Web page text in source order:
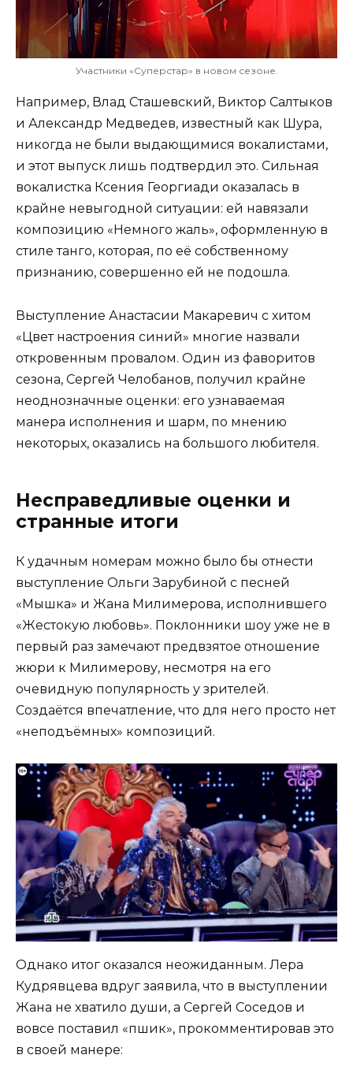
Участники «Суперстар» в новом сезоне.
Например, Влад Сташевский, Виктор Салтыков
и Александр Медведев, известный как Шура,
никогда не были выдающимися вокалистами,
и этот выпуск лишь подтвердил это. Сильная
вокалистка Ксения Георгиади оказалась в
крайне невыгодной ситуации: ей навязали
композицию «Немного жаль», оформленную в
стиле танго, которая, по её собственному
признанию, совершенно ей не подошла.
Выступление Анастасии Макаревич с хитом
«Цвет настроения синий» многие назвали
откровенным провалом. Один из фаворитов
сезона, Сергей Челобанов, получил крайне
неоднозначные оценки: его узнаваемая
манера исполнения и шарм, по мнению
некоторых, оказались на большого любителя.
Несправедливые оценки и
странные итоги
К удачным номерам можно было бы отнести
выступление Ольги Зарубиной с песней
«Мышка» и Жана Милимерова, исполнившего
«Жестокую любовь». Поклонники шоу уже не в
первый раз замечают предвзятое отношение
жюри к Милимерову, несмотря на его
очевидную популярность у зрителей.
Создаётся впечатление, что для него просто нет
«неподъёмных» композиций.
Однако итог оказался неожиданным. Лера
Кудрявцева вдруг заявила, что в выступлении
Жана не хватило души, а Сергей Соседов и
вовсе поставил «пшик», прокомментировав это
в своей манере: